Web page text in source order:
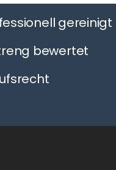
gereinigt
bewertet